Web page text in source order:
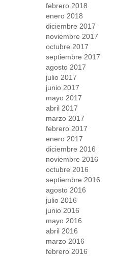
febrero 2018
enero 2018
diciembre 2017
noviembre 2017
octubre 2017
septiembre 2017
agosto 2017
julio 2017
junio 2017
mayo 2017
abril 2017
marzo 2017
febrero 2017
enero 2017
diciembre 2016
noviembre 2016
octubre 2016
septiembre 2016
agosto 2016
julio 2016
junio 2016
mayo 2016
abril 2016
marzo 2016
febrero 2016